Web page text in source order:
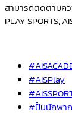
สามารถติดตามคว
PLAY SPORTS,
#AISPlay
#ปั้นนักพา